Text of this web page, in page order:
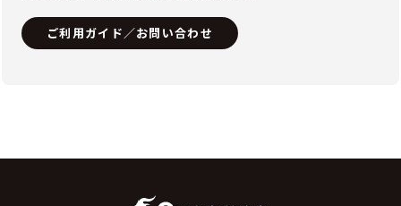
ご利用ガイド／お問い合わせ